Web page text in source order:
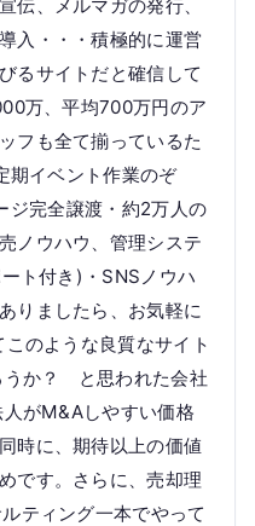
伝、メルマガの発行、
入・・・積極的に運営
るサイトだと確信して
万、平均700万円のア
フも全て揃っているた
期イベント作業のぞ
ジ完全譲渡・約2万人の
ノウハウ、管理システ
ト付き)・SNSノウハ
りましたら、お気軽に
のような良質なサイト
うか？ と思われた会社
がM&Aしやすい価格
時に、期待以上の価値
です。さらに、売却理
ティング一本でやって